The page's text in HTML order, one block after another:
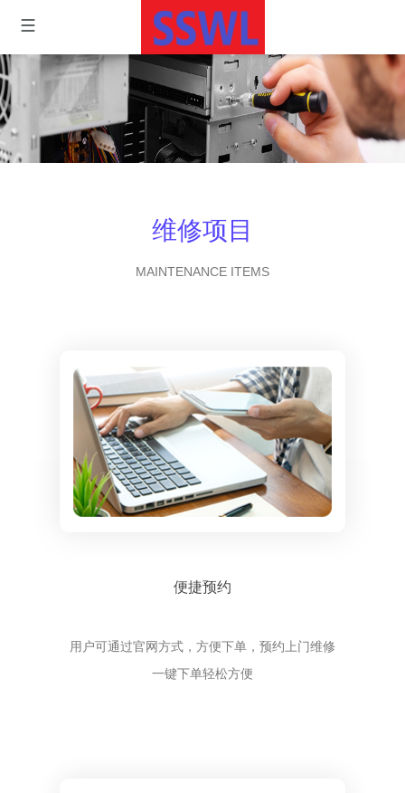
维修项目
MAINTENANCE ITEMS
便捷预约
用户可通过官网方式，方便下单，预约上门维修
一键下单轻松方便